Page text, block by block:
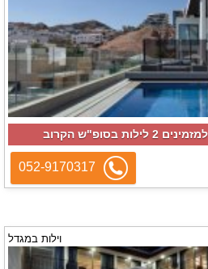
052-9170317
וילות במגדל